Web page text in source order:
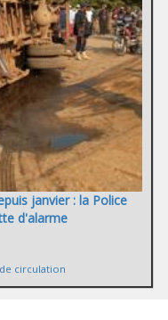
janvier : la Police
d'alarme
circulation